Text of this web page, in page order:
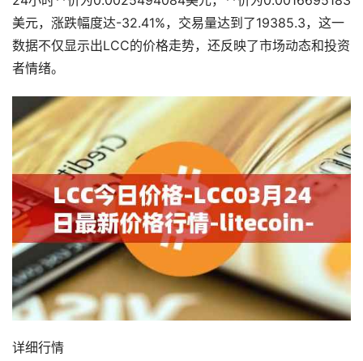
美元，涨跌幅度达-32.41%，交易量达到了19385.3，这一
数据不仅显示出LCC的价格走势，还反映了市场动态和投资
者情绪。
详细行情